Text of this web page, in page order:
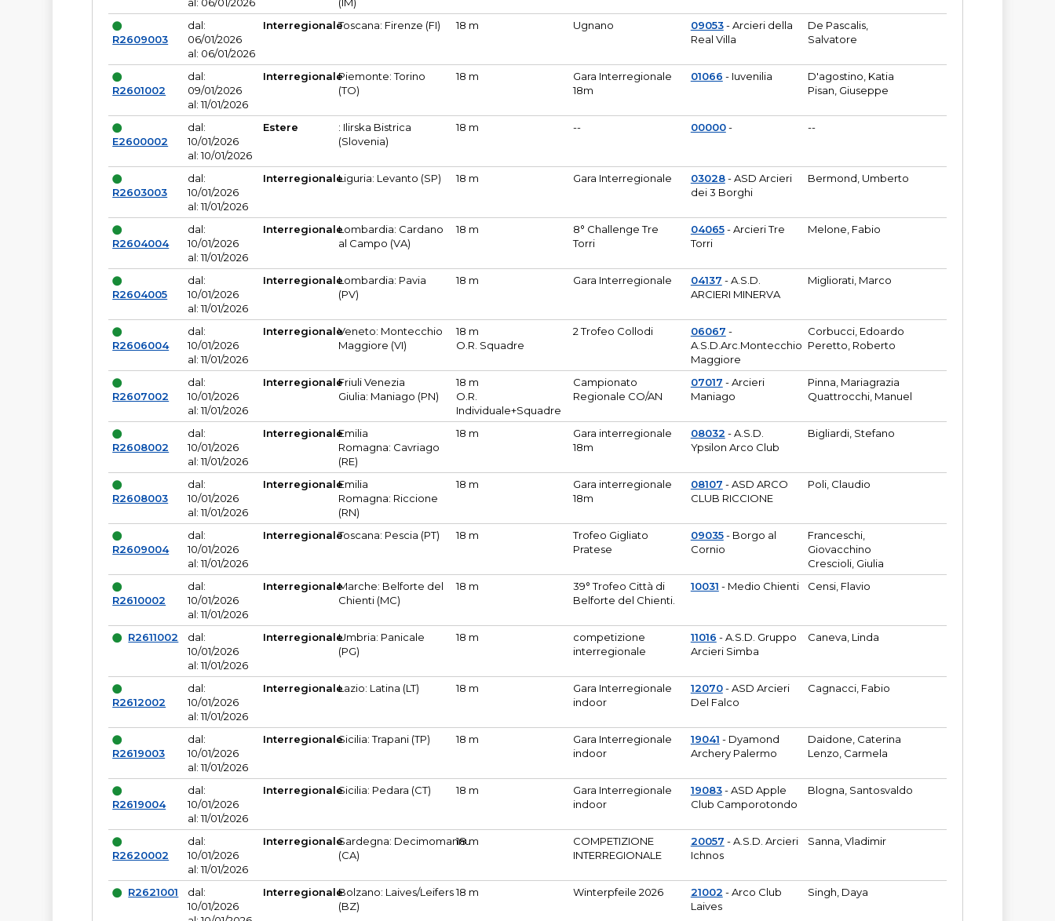
al: 06/01/2026
(IM)
R2609003
dal:
06/01/2026
al: 06/01/2026
InterregionaleToscana: Firenze (FI) 18 m Ugnano 09053- Arcieri della
Real Villa
De Pascalis,
Salvatore
R2601002
dal:
09/01/2026
al: 11/01/2026
InterregionalePiemonte: Torino
(TO)
18 m
Gara Interregionale
18m
01066 - Iuvenilia
D'agostino, Katia
Pisan, Giuseppe
E2600002
dal:
10/01/2026
al: 10/01/2026
Estere
: Ilirska Bistrica
(Slovenia)
18 m -- 00000- --
R2603003
dal:
10/01/2026
al: 11/01/2026
InterregionaleLiguria: Levanto (SP) 18 m Gara Interregionale 03028- ASD Arcieri
dei 3 Borghi
Bermond, Umberto
R2604004
dal:
10/01/2026
al: 11/01/2026
InterregionaleLombardia: Cardano
al Campo (VA)
18 m
8° Challenge Tre
Torri
04065- Arcieri Tre
Torri
Melone, Fabio
R2604005
dal:
10/01/2026
al: 11/01/2026
InterregionaleLombardia: Pavia
(PV)
18 m Gara Interregionale 04137 - A.S.D.
ARCIERI MINERVA
Migliorati, Marco
R2606004
dal:
10/01/2026
al: 11/01/2026
InterregionaleVeneto: Montecchio
Maggiore (VI)
18 m
O.R. Squadre
2 Trofeo Collodi 06067 -
A.S.D.Arc.Montecchio
Maggiore
Corbucci, Edoardo
Peretto, Roberto
R2607002
dal:
10/01/2026
al: 11/01/2026
InterregionaleFriuli Venezia
Giulia: Maniago (PN)
18 m
O.R.
Individuale+Squadre
Campionato
Regionale CO/AN
07017 - Arcieri
Maniago
Pinna, Mariagrazia
Quattrocchi, Manuel
R2608002
dal:
10/01/2026
al: 11/01/2026
InterregionaleEmilia
Romagna: Cavriago
(RE)
18 m
Gara interregionale
18m
08032 - A.S.D.
Ypsilon Arco Club
Bigliardi, Stefano
R2608003
dal:
10/01/2026
al: 11/01/2026
InterregionaleEmilia
Romagna: Riccione
(RN)
18 m
Gara interregionale
18m
08107 - ASD ARCO
CLUB RICCIONE
Poli, Claudio
R2609004
dal:
10/01/2026
al: 11/01/2026
InterregionaleToscana: Pescia (PT) 18 m
Trofeo Gigliato
Pratese
09035- Borgo al
Cornio
Franceschi,
Giovacchino
Crescioli, Giulia
R2610002
dal:
10/01/2026
al: 11/01/2026
InterregionaleMarche: Belforte del
Chienti (MC)
18 m
39° Trofeo Città di
Belforte del Chienti.
10031 - Medio Chienti Censi, Flavio
R2611002
dal:
10/01/2026
al: 11/01/2026
InterregionaleUmbria: Panicale
(PG)
18 m
competizione
interregionale
11016 - A.S.D. Gruppo
Arcieri Simba
Caneva, Linda
R2612002
dal:
10/01/2026
al: 11/01/2026
InterregionaleLazio: Latina (LT) 18 m
Gara Interregionale
indoor
12070- ASD Arcieri
Del Falco
Cagnacci, Fabio
R2619003
dal:
10/01/2026
al: 11/01/2026
InterregionaleSicilia: Trapani (TP) 18 m
Gara Interregionale
indoor
19041 - Dyamond
Archery Palermo
Daidone, Caterina
Lenzo, Carmela
R2619004
dal:
10/01/2026
al: 11/01/2026
InterregionaleSicilia: Pedara (CT) 18 m
Gara Interregionale
indoor
19083- ASD Apple
Club Camporotondo
Blogna, Santosvaldo
R2620002
dal:
10/01/2026
al: 11/01/2026
InterregionaleSardegna: Decimomannu
(CA)
18 m
COMPETIZIONE
INTERREGIONALE
20057 - A.S.D. Arcieri
Ichnos
Sanna, Vladimir
R2621001
dal:
10/01/2026
InterregionaleBolzano: Laives/Leifers
(BZ)
18 m Winterpfeile 2026 21002 - Arco Club
Laives
Singh, Daya